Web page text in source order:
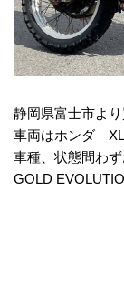
静岡県富士市よ
車両はホンダ
車種、状態問わ
GOLD